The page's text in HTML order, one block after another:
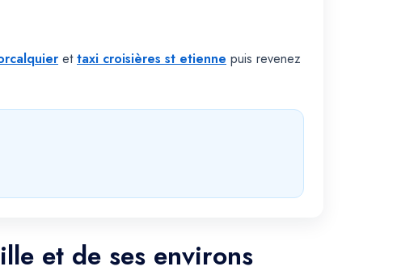
ettaxi croisières st etienne puis revenez
et de ses environs